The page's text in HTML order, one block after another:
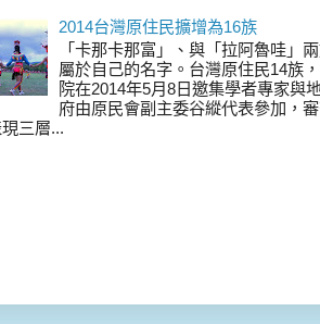
2014台灣原住民擴增為16族
「卡那卡那富」、與「拉阿魯哇」
屬於自己的名字。台灣原住民14族
院在2014年5月8日邀集學者專家與
府由原民會副主委谷縱代表參加，
三層...